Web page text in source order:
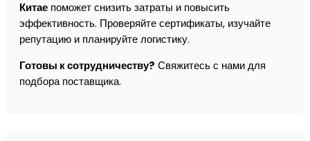
Китае поможет снизить затраты и повысить
эффективность. Проверяйте сертификаты, изучайте
репутацию и планируйте логистику.
Готовы к сотрудничеству? Свяжитесь с нами для
подбора поставщика.